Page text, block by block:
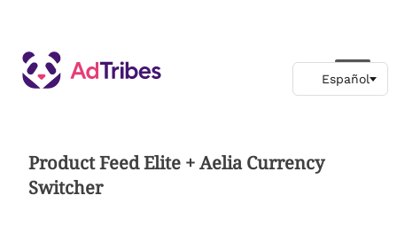
Product Feed Elite + Aelia Currency
Switcher